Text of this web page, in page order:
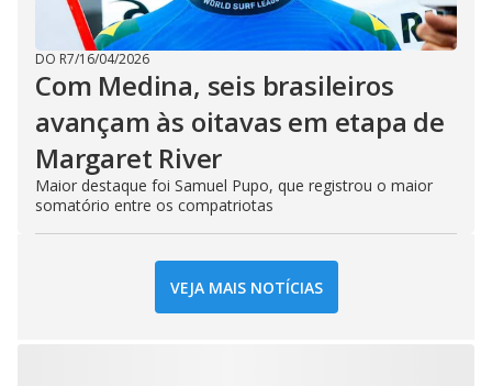
DO R7/16/04/2026
Com Medina, seis brasileiros
avançam às oitavas em etapa de
Margaret River
Maior destaque foi Samuel Pupo, que registrou o maior
somatório entre os compatriotas
VEJA MAIS NOTÍCIAS